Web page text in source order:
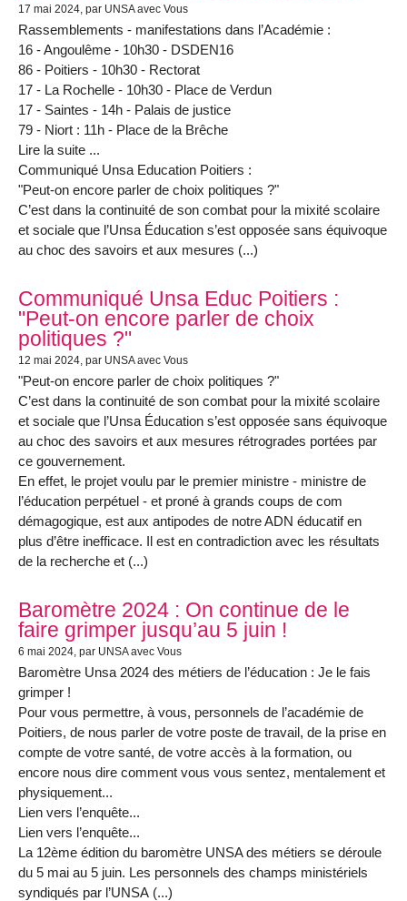
17 mai 2024, par UNSA avec Vous
Rassemblements - manifestations dans l’Académie :
16 - Angoulême - 10h30 - DSDEN16
86 - Poitiers - 10h30 - Rectorat
17 - La Rochelle - 10h30 - Place de Verdun
17 - Saintes - 14h - Palais de justice
79 - Niort : 11h - Place de la Brêche
Lire la suite ...
Communiqué Unsa Education Poitiers :
"Peut-on encore parler de choix politiques ?"
C’est dans la continuité de son combat pour la mixité scolaire
et sociale que l’Unsa Éducation s’est opposée sans équivoque
au choc des savoirs et aux mesures (...)
Communiqué Unsa Educ Poitiers :
"Peut-on encore parler de choix
politiques ?"
12 mai 2024, par UNSA avec Vous
"Peut-on encore parler de choix politiques ?"
C’est dans la continuité de son combat pour la mixité scolaire
et sociale que l’Unsa Éducation s’est opposée sans équivoque
au choc des savoirs et aux mesures rétrogrades portées par
ce gouvernement.
En effet, le projet voulu par le premier ministre - ministre de
l’éducation perpétuel - et proné à grands coups de com
démagogique, est aux antipodes de notre ADN éducatif en
plus d’être inefficace. Il est en contradiction avec les résultats
de la recherche et (...)
Baromètre 2024 : On continue de le
faire grimper jusqu’au 5 juin !
6 mai 2024, par UNSA avec Vous
Baromètre Unsa 2024 des métiers de l’éducation : Je le fais
grimper !
Pour vous permettre, à vous, personnels de l’académie de
Poitiers, de nous parler de votre poste de travail, de la prise en
compte de votre santé, de votre accès à la formation, ou
encore nous dire comment vous vous sentez, mentalement et
physiquement...
Lien vers l’enquête...
Lien vers l’enquête...
La 12ème édition du baromètre UNSA des métiers se déroule
du 5 mai au 5 juin. Les personnels des champs ministériels
syndiqués par l’UNSA (...)